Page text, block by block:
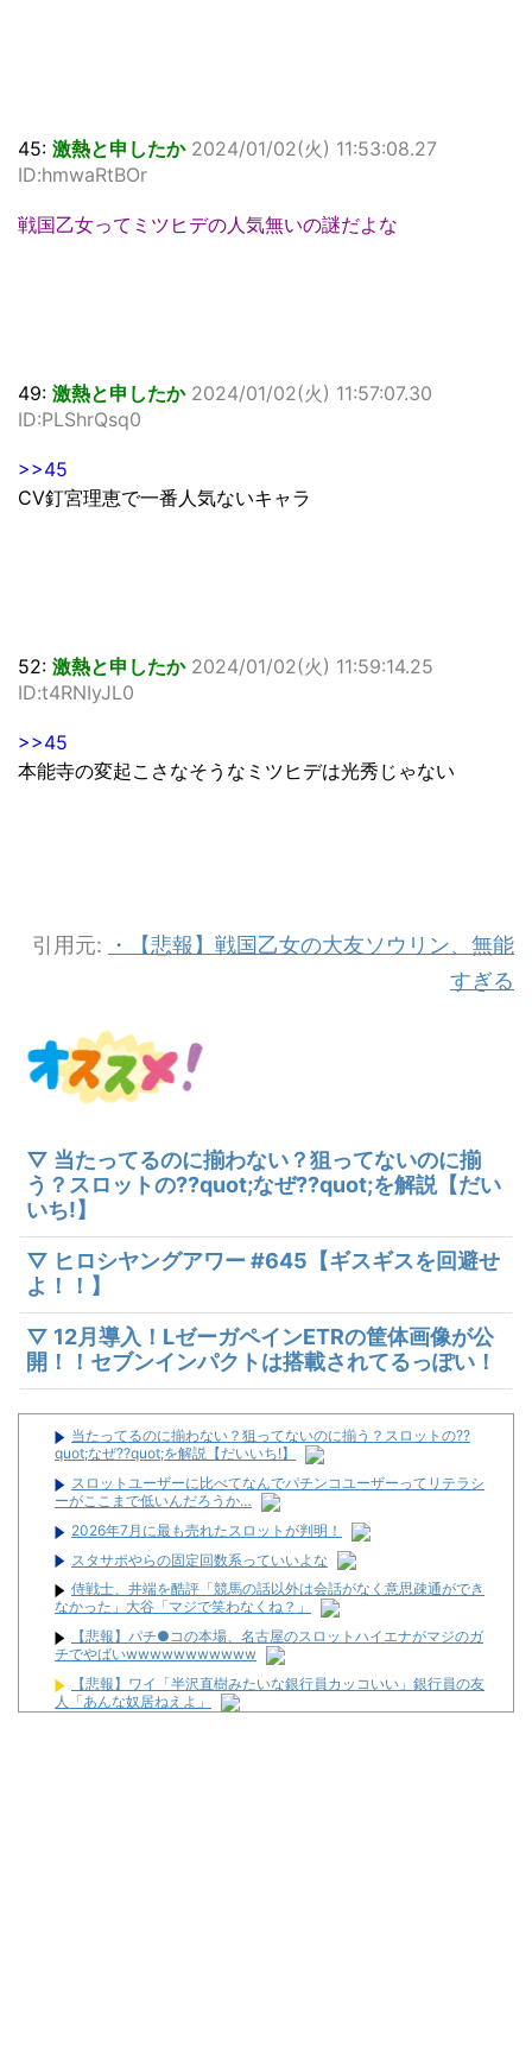
45: 激熱と申したか 2024/01/02(火) 11:53:08.27
ID:hmwaRtBOr
戦国乙女ってミツヒデの人気無いの謎だよな
49: 激熱と申したか 2024/01/02(火) 11:57:07.30
ID:PLShrQsq0
>>45
CV釘宮理恵で一番人気ないキャラ
52: 激熱と申したか 2024/01/02(火) 11:59:14.25
ID:t4RNIyJL0
>>45
本能寺の変起こさなそうなミツヒデは光秀じゃない
引用元:
・【悲報】戦国乙女の大友ソウリン、無能
すぎる
▽ 当たってるのに揃わない？狙ってないのに揃
う？スロットの??quot;なぜ??quot;を解説【だい
いち!】
▽ ヒロシヤングアワー #645【ギスギスを回避せ
よ！！】
▽ 12月導入！LゼーガペインETRの筐体画像が公
開！！セブンインパクトは搭載されてるっぽい！
当たってるのに揃わない？狙ってないのに揃う？スロットの??
quot;なぜ??quot;を解説【だいいち!】
スロットユーザーに比べてなんでパチンコユーザーってリテラシ
ーがここまで低いんだろうか…
2026年7月に最も売れたスロットが判明！
スタサポやらの固定回数系っていいよな
侍戦士、井端を酷評「競馬の話以外は会話がなく意思疎通ができ
なかった」大谷「マジで笑わなくね？」
【悲報】パチ●コの本場、名古屋のスロットハイエナがマジのガ
チでやばいwwwwwwwwwww
【悲報】ワイ「半沢直樹みたいな銀行員カッコいい」銀行員の友
人「あんな奴居ねえよ」